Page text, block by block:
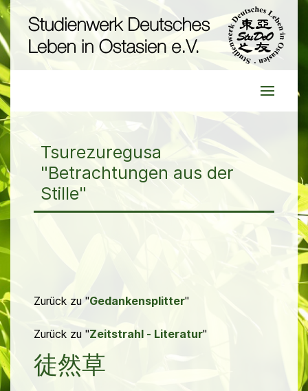
Tsurezuregusa
"Betrachtungen aus der
Stille"
Zurück zu "Gedankensplitter"
Zurück zu "Zeitstrahl - Literatur"
徒然草